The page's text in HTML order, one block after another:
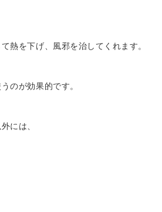
熱を下げ、風邪を治してくれます。
のが効果的です。
には、